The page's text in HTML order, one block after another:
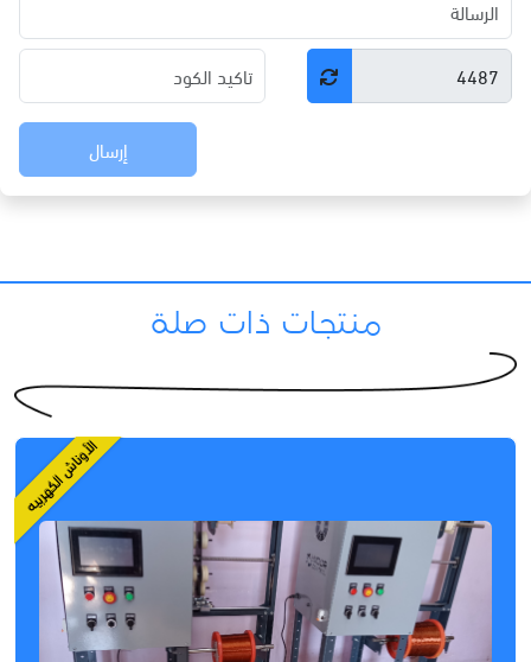
إرسال
منتجات ذات صلة
الأوناش الكهربيه